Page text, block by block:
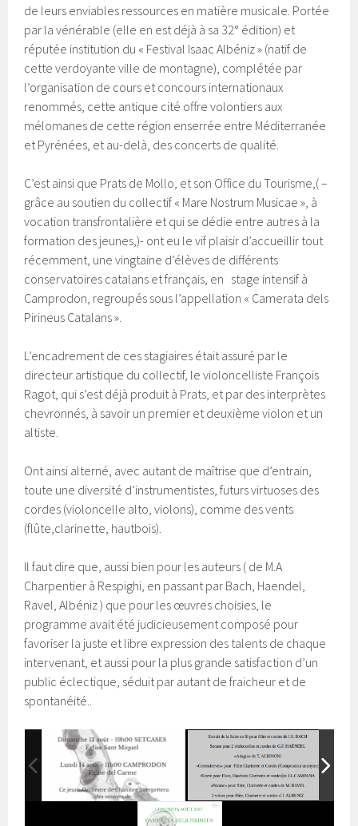
de leurs enviables ressources en matière musicale. Portée
par la vénérable (elle en est déjà à sa 32° édition) et
réputée institution du « Festival Isaac Albéniz » (natif de
cette verdoyante ville de montagne), complétée par
l’organisation de cours et concours internationaux
renommés, cette antique cité offre volontiers aux
mélomanes de cette région enserrée entre Méditerranée
et Pyrénées, et au-delà, des concerts de qualité.
C’est ainsi que Prats de Mollo, et son Office du Tourisme,( –
grâce au soutien du collectif « Mare Nostrum Musicae », à
vocation transfrontalière et qui se dédie entre autres à la
formation des jeunes,)- ont eu le vif plaisir d’accueillir tout
récemment, une vingtaine d’élèves de différents
conservatoires catalans et français, en stage intensif à
Camprodon, regroupés sous l’appellation « Camerata dels
Pirineus Catalans ».
L’encadrement de ces stagiaires était assuré par le
directeur artistique du collectif, le violoncelliste François
Ragot, qui s’est déjà produit à Prats, et par des interprètes
chevronnés, à savoir un premier et deuxième violon et un
altiste.
Ont ainsi alterné, avec autant de maîtrise que d’entrain,
toute une diversité d’instrumentistes, futurs virtuoses des
cordes (violoncelle alto, violons), comme des vents
(flûte,clarinette, hautbois).
Il faut dire que, aussi bien pour les auteurs ( de M.A
Charpentier à Respighi, en passant par Bach, Haendel,
Ravel, Albéniz ) que pour les œuvres choisies, le
programme avait été judicieusement composé pour
favoriser la juste et libre expression des talents de chaque
intervenant, et aussi pour la plus grande satisfaction d’un
public éclectique, séduit par autant de fraicheur et de
spontanéité..